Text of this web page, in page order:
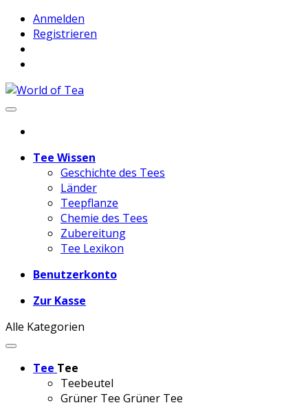
Anmelden
Registrieren
Tee Wissen
Geschichte des Tees
Länder
Teepflanze
Chemie des Tees
Zubereitung
Tee Lexikon
Benutzerkonto
Zur Kasse
Alle Kategorien
Tee Tee
Teebeutel
Grüner Tee Grüner Tee